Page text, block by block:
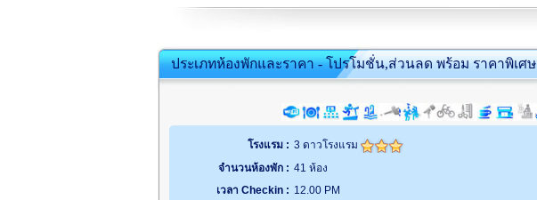
ประเภทห้องพักและราคา - โปรโมชั่น,ส่วนลด พร้อม ราคาพิเศษ
โรงแรม : 3 ดาวโรงแรม
จำนวนห้องพัก : 41 ห้อง
เวลา Checkin : 12.00 PM